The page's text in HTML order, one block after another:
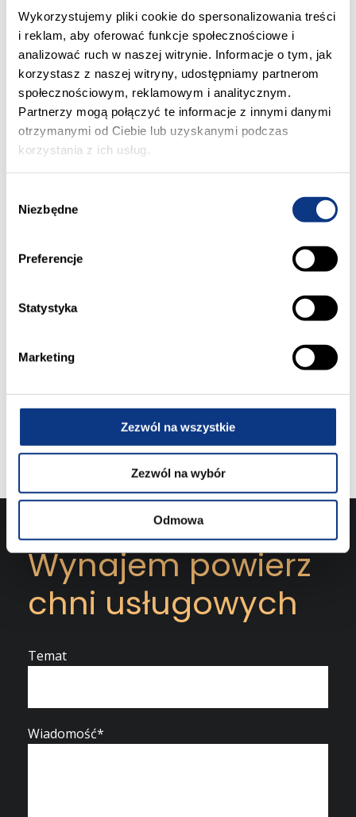
Wykorzystujemy pliki cookie do spersonalizowania treści
i reklam, aby oferować funkcje społecznościowe i
analizować ruch w naszej witrynie. Informacje o tym, jak
korzystasz z naszej witryny, udostępniamy partnerom
społecznościowym, reklamowym i analitycznym.
Partnerzy mogą połączyć te informacje z innymi danymi
otrzymanymi od Ciebie lub uzyskanymi podczas
korzystania z ich usług.
Niezbędne
Preferencje
Statystyka
Marketing
Zezwól na wszystkie
Zezwól na wybór
Odmowa
Lokale usługowe na osiedlu Warszawska 2 to
prestiżowa przestrzeń dla biznesu, zlokalizowana
w strategicznym punkcie Lublina, u zbiegu al.
nowoczesnych lokali w parterach budynków o
usytuowanych bezpośrednio przy tętniącym
życiem miejskim pasażu z fontanną i zielenią.
sąsiedztwo setek nowych mieszkań oraz
tworzą idealne warunki dla rozwoju sklepu,
gabinetu czy biura. To wyjątkowa okazja, by
rozwijającej się części miasta, łączącej wysoką
widoczność z nowoczesnym standardem
wykończenia.
Wynajem powierz
chni usługowych
Temat
Wiadomość*